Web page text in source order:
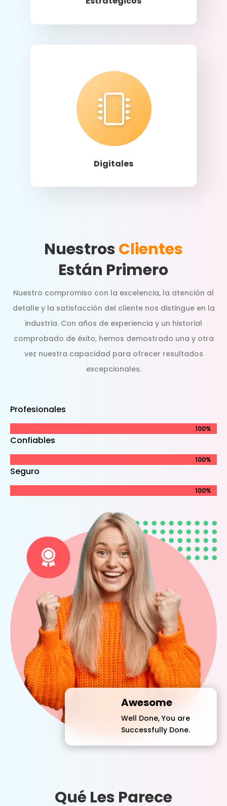
Digitales
Llamar
NuestrosClientes
Están Primero
Nuestro compromiso con la excelencia, la atención al
detalle y la satisfacción del cliente nos distingue en la
industria. Con años de experiencia y un historial
comprobado de éxito, hemos demostrado una y otra
vez nuestra capacidad para ofrecer resultados
excepcionales.
Profesionales
100%
100%
Confiables
100%
100%
Seguro
100%
100%
Awesome
Well Done, You are
Successfully Done.
Qué Les Parece